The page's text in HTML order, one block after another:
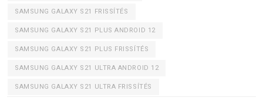
SAMSUNG GALAXY S21 FRISSÍTÉS
SAMSUNG GALAXY S21 PLUS ANDROID 12
SAMSUNG GALAXY S21 PLUS FRISSÍTÉS
SAMSUNG GALAXY S21 ULTRA ANDROID 12
SAMSUNG GALAXY S21 ULTRA FRISSÍTÉS